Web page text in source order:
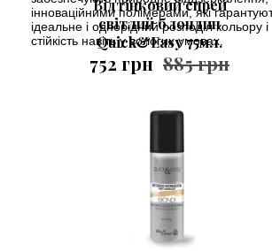
інноваційними полімерами, які
ідеальне і однорідний розподіл кольору і
стійкість навіть у вологих умовах.
Відтінковий спрей
світлий блондин
Quick&Easy 75мл.
752 грн 885 грн